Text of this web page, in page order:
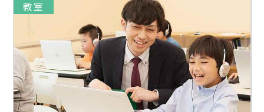
教室